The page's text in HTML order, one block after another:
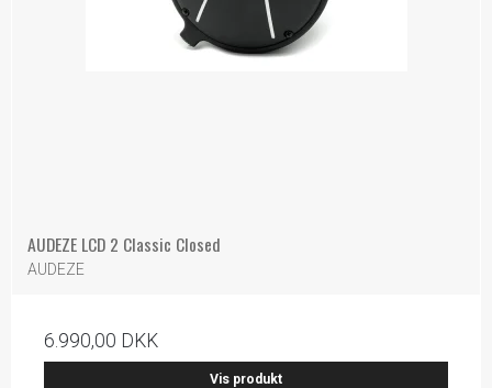
AUDEZE LCD 2 Classic Closed
AUDEZE
6.990,00 DKK
Vis produkt